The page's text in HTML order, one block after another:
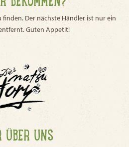
finden. Der nächste Händler ist nur ein
Guten Appetit!
UNS